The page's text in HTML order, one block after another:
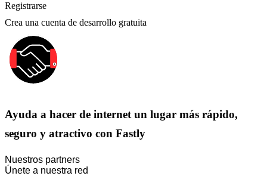
Registrarse
Crea una cuenta de desarrollo gratuita
Ayuda a hacer de internet un lugar más rápido,
seguro y atractivo con Fastly
Nuestros partners
Únete a nuestra red